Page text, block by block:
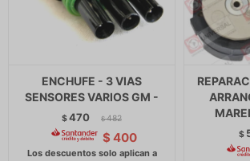
ENCHUFE - 3 VIAS
SENSORES VARIOS GM -
$470 $ 482
$ 400 $